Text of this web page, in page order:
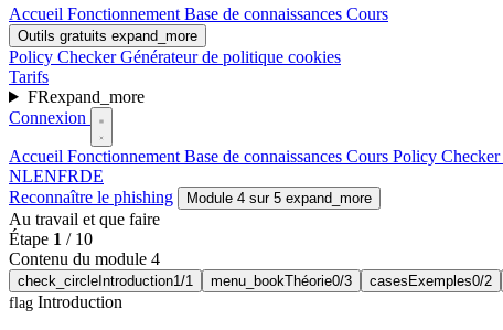
Accueil Fonctionnement Base de connaissances Cours
Outils gratuits expand_more
Policy CheckerGénérateur de politique cookies
Tarifs
FRexpand_more
Connexion
Accueil Fonctionnement Base de connaissances Cours Policy Checker
NLENFRDE
Reconnaître le phishing
Module 4 sur 5 expand_more
Au travail et que faire
Étape 1 / 10
Contenu du module 4
check_circle Introduction1/1 menu_bookThéorie0/3 cases Exemples0/2
flag Introduction